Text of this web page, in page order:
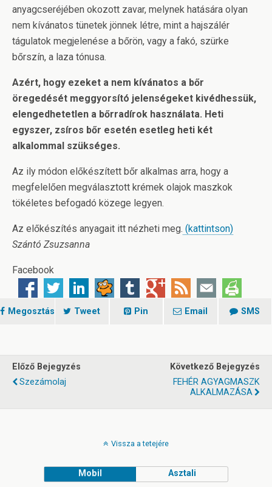
anyagcseréjében okozott zavar, melynek hatására olyan
nem kívánatos tünetek jönnek létre, mint a hajszálér
tágulatok megjelenése a bőrön, vagy a fakó, szürke
bőrszín, a laza tónusa.
Azért, hogy ezeket a nem kívánatos a bőr
öregedését meggyorsító jelenségeket kivédhessük,
elengedhetetlen a bőrradírok használata. Heti
egyszer, zsíros bőr esetén esetleg heti két
alkalommal szükséges.
Az ily módon előkészített bőr alkalmas arra, hogy a
megfelelően megválasztott krémek olajok maszkok
tökéletes befogadó közege legyen.
Az előkészítés anyagait itt nézheti meg. (kattintson)
Szántó Zsuzsanna
Facebook
Megosztás Tweet Pin Email SMS
Előző Bejegyzés
Szezámolaj
Következő Bejegyzés
FEHÉR AGYAGMASZK
ALKALMAZÁSA
Vissza a tetejére
Mobil Asztali